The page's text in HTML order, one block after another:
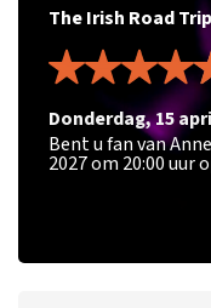
The Irish Road Trip
donderdag,15
Bent u fan van
2027 om 20:00